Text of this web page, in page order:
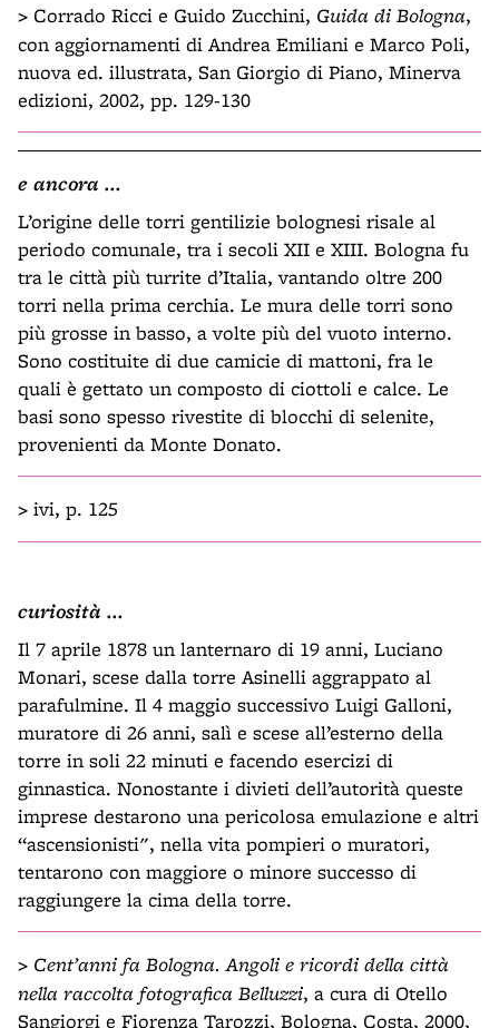
> Corrado Ricci e Guido Zucchini, Guida di Bologna,
con aggiornamenti di Andrea Emiliani e Marco Poli,
nuova ed. illustrata, San Giorgio di Piano, Minerva
edizioni, 2002, pp. 129-130
e ancora ...
L’origine delle torri gentilizie bolognesi risale al
periodo comunale, tra i secoli XII e XIII. Bologna fu
tra le città più turrite d’Italia, vantando oltre 200
torri nella prima cerchia. Le mura delle torri sono
più grosse in basso, a volte più del vuoto interno.
Sono costituite di due camicie di mattoni, fra le
quali è gettato un composto di ciottoli e calce. Le
basi sono spesso rivestite di blocchi di selenite,
provenienti da Monte Donato.
> ivi, p. 125
curiosità ...
Il 7 aprile 1878 un lanternaro di 19 anni, Luciano
Monari, scese dalla torre Asinelli aggrappato al
parafulmine. Il 4 maggio successivo Luigi Galloni,
muratore di 26 anni, salì e scese all’esterno della
torre in soli 22 minuti e facendo esercizi di
ginnastica. Nonostante i divieti dell’autorità queste
imprese destarono una pericolosa emulazione e altri
“ascensionisti", nella vita pompieri o muratori,
tentarono con maggiore o minore successo di
raggiungere la cima della torre.
> Cent’anni fa Bologna. Angoli e ricordi della città
nella raccolta fotografica Belluzzi, a cura di Otello
Sangiorgi e Fiorenza Tarozzi, Bologna, Costa, 2000,